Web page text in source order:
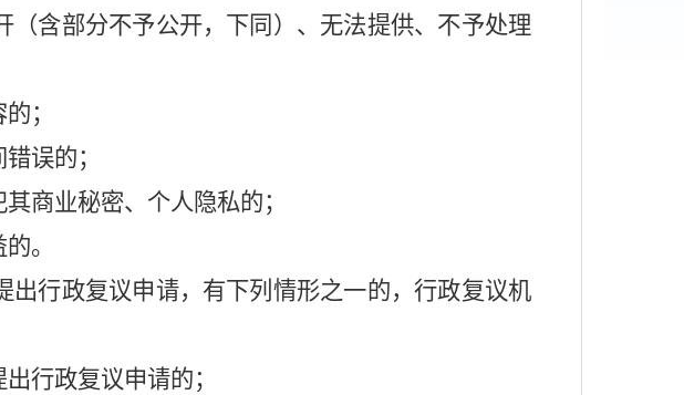
（含部分不予公开，下同）、无法提供、不予处理
；
误的；
商业秘密、个人隐私的；
。
行政复议申请，有下列情形之一的，行政复议机
行政复议申请的；